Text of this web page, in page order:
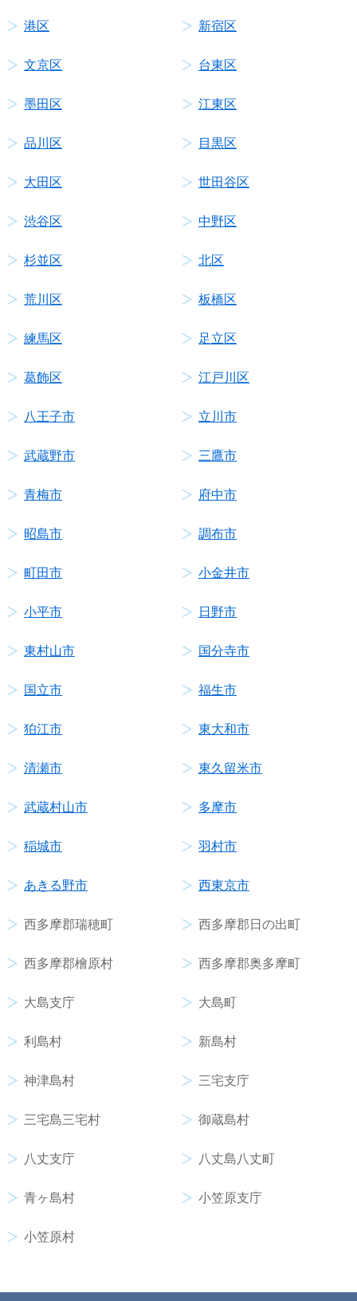
港区 新宿区
文京区 台東区
墨田区 江東区
品川区 目黒区
大田区 世田谷区
渋谷区 中野区
杉並区 北区
荒川区 板橋区
練馬区 足立区
葛飾区 江戸川区
八王子市 立川市
武蔵野市 三鷹市
青梅市 府中市
昭島市 調布市
町田市 小金井市
小平市 日野市
東村山市 国分寺市
国立市 福生市
狛江市 東大和市
清瀬市 東久留米市
武蔵村山市 多摩市
稲城市 羽村市
あきる野市 西東京市
西多摩郡瑞穂町 西多摩郡日の出町
西多摩郡檜原村 西多摩郡奥多摩町
大島支庁 大島町
利島村 新島村
神津島村 三宅支庁
三宅島三宅村 御蔵島村
八丈支庁 八丈島八丈町
青ヶ島村 小笠原支庁
小笠原村